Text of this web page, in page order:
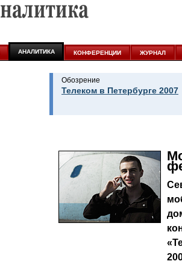
участвовать
АНАЛИТИКА КОНФЕРЕНЦИИ ЖУРНАЛ
Обозрение
Телеком в Петербурге 2007